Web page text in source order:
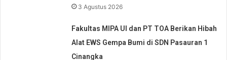
3 Agustus 2026
Fakultas MIPA UI dan PT TOA Berikan Hibah
Alat EWS Gempa Bumi di SDN Pasauran 1
Cinangka